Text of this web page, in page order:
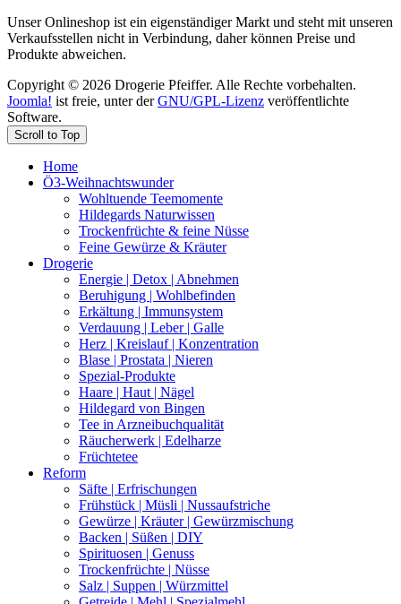
Unser Onlineshop ist ein eigenständiger Markt und steht mit unseren
Verkaufsstellen nicht in Verbindung, daher können Preise und
Produkte abweichen.
Copyright © 2026 Drogerie Pfeiffer. Alle Rechte vorbehalten.
Joomla! ist freie, unter derGNU/GPL-Lizenz veröffentlichte
Software.
Scroll to Top
Home
Ö3-Weihnachtswunder
Wohltuende Teemomente
Hildegards Naturwissen
Trockenfrüchte & feine Nüsse
Feine Gewürze & Kräuter
Drogerie
Energie | Detox | Abnehmen
Beruhigung | Wohlbefinden
Erkältung | Immunsystem
Verdauung | Leber | Galle
Herz | Kreislauf | Konzentration
Blase | Prostata | Nieren
Spezial-Produkte
Haare | Haut | Nägel
Hildegard von Bingen
Tee in Arzneibuchqualität
Räucherwerk | Edelharze
Früchtetee
Reform
Säfte | Erfrischungen
Frühstück | Müsli | Nussaufstriche
Gewürze | Kräuter | Gewürzmischung
Backen | Süßen | DIY
Spirituosen | Genuss
Trockenfrüchte | Nüsse
Salz | Suppen | Würzmittel